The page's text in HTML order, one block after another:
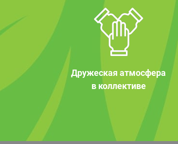
Дружеская атмосфера
в коллективе